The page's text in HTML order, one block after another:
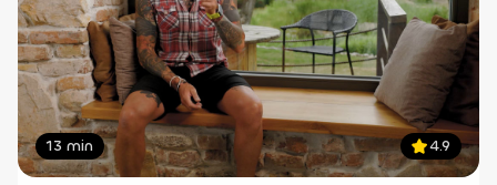
13 min 4.9